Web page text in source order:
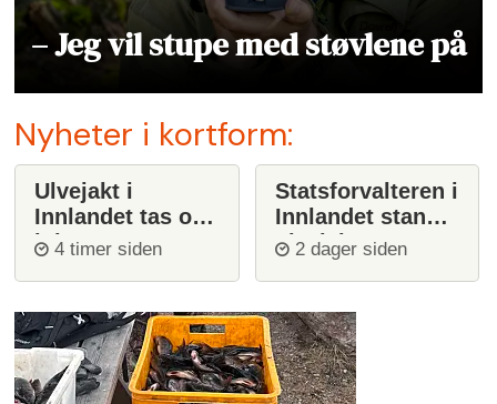
– Jeg vil stupe med støvlene på
Nyheter i kortform:
Ulvejakt i
Innlandet tas opp
igjen
4 timer siden
Statsforvalteren i
Innlandet stanser
ulvejakt
2 dager siden